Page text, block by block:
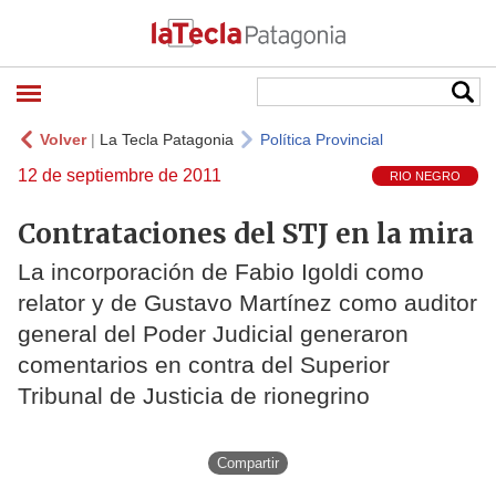
Volver| La Tecla Patagonia Política Provincial
12 de septiembre de 2011 RIO NEGRO
Contrataciones del STJ en la mira
La incorporación de Fabio Igoldi como
relator y de Gustavo Martínez como auditor
general del Poder Judicial generaron
comentarios en contra del Superior
Tribunal de Justicia de rionegrino
Compartir